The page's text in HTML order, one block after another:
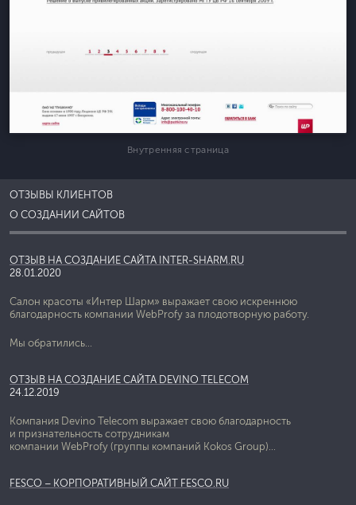
Внутренняя страница
ОТЗЫВЫ КЛИЕНТОВ
О СОЗДАНИИ САЙТОВ
ОТЗЫВ НА СОЗДАНИЕ САЙТА INTER-SHARM.RU
28.01.2020
Салон красоты «Интер Шарм» выражает свою искреннюю
благодарность компании WebProfy за плодотворную работу.
Мы обратились...
ОТЗЫВ НА СОЗДАНИЕ САЙТА DEVINO TELECOM
24.12.2019
Компания Devino Telecom выражает свою благодарность
и признательность сотрудникам
компании WebProfy (группы компаний Kokos Group)...
FESCO – КОРПОРАТИВНЫЙ САЙТ FESCO.RU